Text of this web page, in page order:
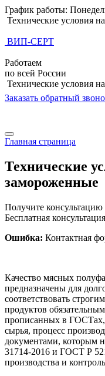
График работы:
Технические условия
ВИП-СЕРТ
Работаем
по всей России
Технические условия
Заказать обратный
Главная страница
Технические
замороженные
Получите
Бесплатная
Ошибка: Контактная
Качество мясных
предназначены для
соответствовать
продуктов
прописанных в ГОСТах,
сырья, процесс
документами, которым
31714-2016 и ГОСТ Р
производства и